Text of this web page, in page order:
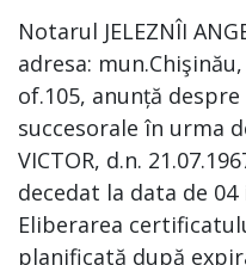
Notarul JELEZNÎI
adresa:
of.105, anunță
succesorale în urma
VICTOR, d.n.
decedat la data de 04
Eliberarea
planificată după